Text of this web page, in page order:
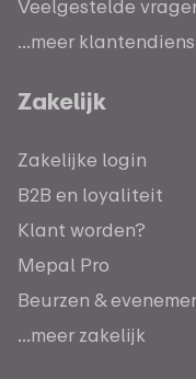
Veelgestelde
...meer
Zakelijk
Zakelijke login
B2B en loyaliteit
Klant worden?
Mepal Pro
Beurzen &
...meer zakelijk